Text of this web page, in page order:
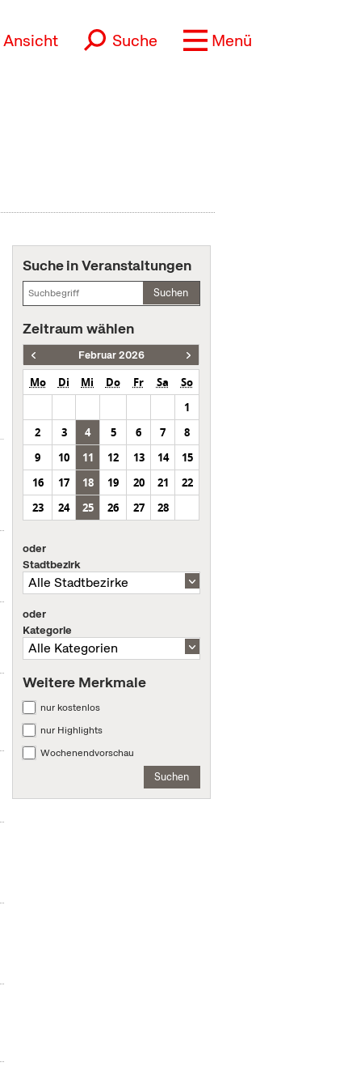
Ansicht Suche Menü
Suche in Veranstaltungen
Suchen
Zeitraum wählen
Februar 2026
Mo Di Mi Do Fr Sa
So
1
2
3 4 5 6 7
8
9
10 11 12 13 14
15
16
17 18 19 20 21
22
23
24 25 26 27 28
oder
Stadtbezirk
oder
Kategorie
Weitere Merkmale
nur kostenlos
nur Highlights
Wochenendvorschau
Suchen